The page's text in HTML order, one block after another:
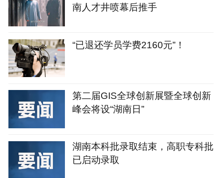
南人才井喷幕后推手
“已退还学员学费2160元”！
第二届GIS全球创新展暨全球创新
峰会将设“湖南日”
湖南本科批录取结束，高职专科批
已启动录取